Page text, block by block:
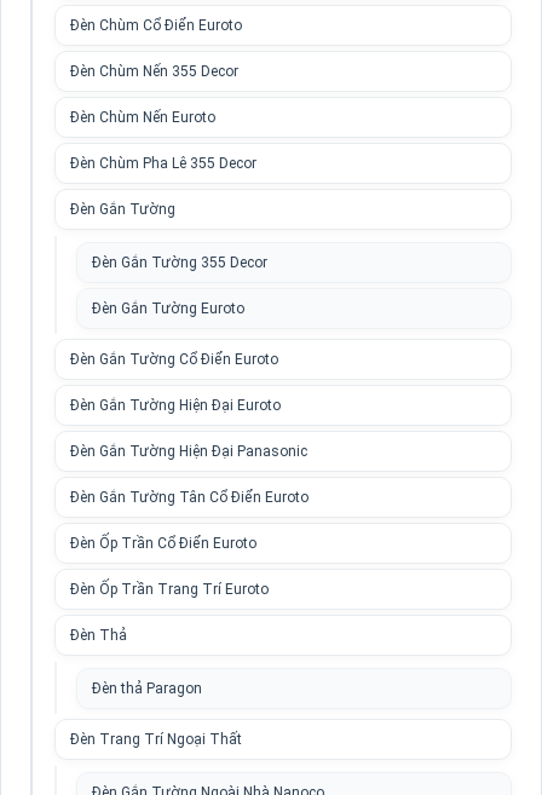
Đèn Chùm Cổ Điển Euroto
Đèn Chùm Nến 355 Decor
Đèn Chùm Nến Euroto
Đèn Chùm Pha Lê 355 Decor
Đèn Gắn Tường
Đèn Gắn Tường 355 Decor
Đèn Gắn Tường Euroto
Đèn Gắn Tường Cổ Điển Euroto
Đèn Gắn Tường Hiện Đại Euroto
Đèn Gắn Tường Hiện Đại Panasonic
Đèn Gắn Tường Tân Cổ Điển Euroto
Đèn Ốp Trần Cổ Điển Euroto
Đèn Ốp Trần Trang Trí Euroto
Đèn Thả
Đèn thả Paragon
Đèn Trang Trí Ngoại Thất